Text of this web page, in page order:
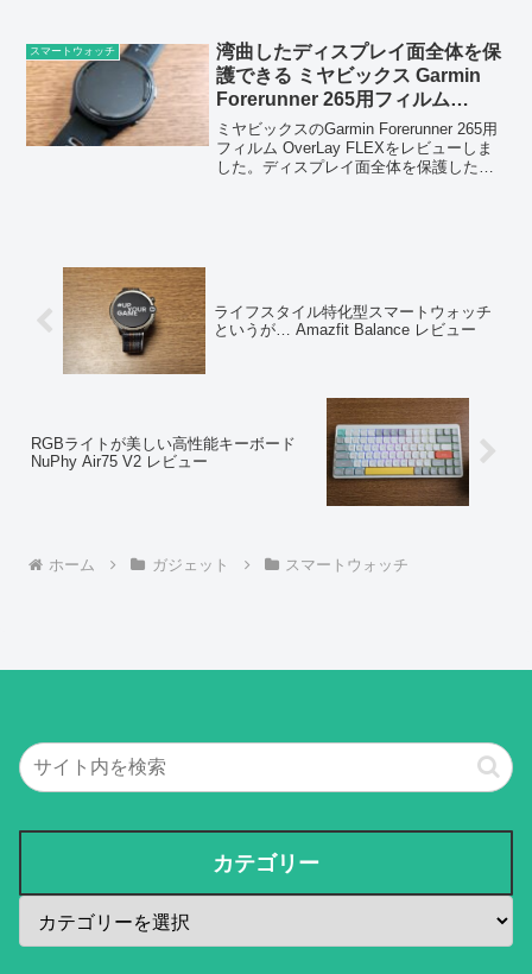
スマートウォッチ
湾曲したディスプレイ面全体を保
護できる ミヤビックス Garmin
Forerunner 265用フィルム
OverLay FLEX レビュー
ミヤビックスのGarmin Forerunner 265用
フィルム OverLay FLEXをレビューしま
した。ディスプレイ面全体を保護したい
ライフスタイル特化型スマートウォッチ
というが… Amazfit Balance レビュー
RGBライトが美しい高性能キーボード
NuPhy Air75 V2 レビュー
ホーム ガジェット スマートウォッチ
カテゴリー